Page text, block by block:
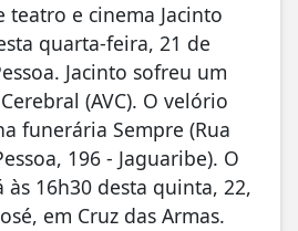
e cinema Jacinto
quarta-feira, 21 de
Jacinto sofreu um
(AVC). O velório
funerária Sempre (Rua
196 - Jaguaribe). O
16h30 desta quinta, 22,
em Cruz das Armas.